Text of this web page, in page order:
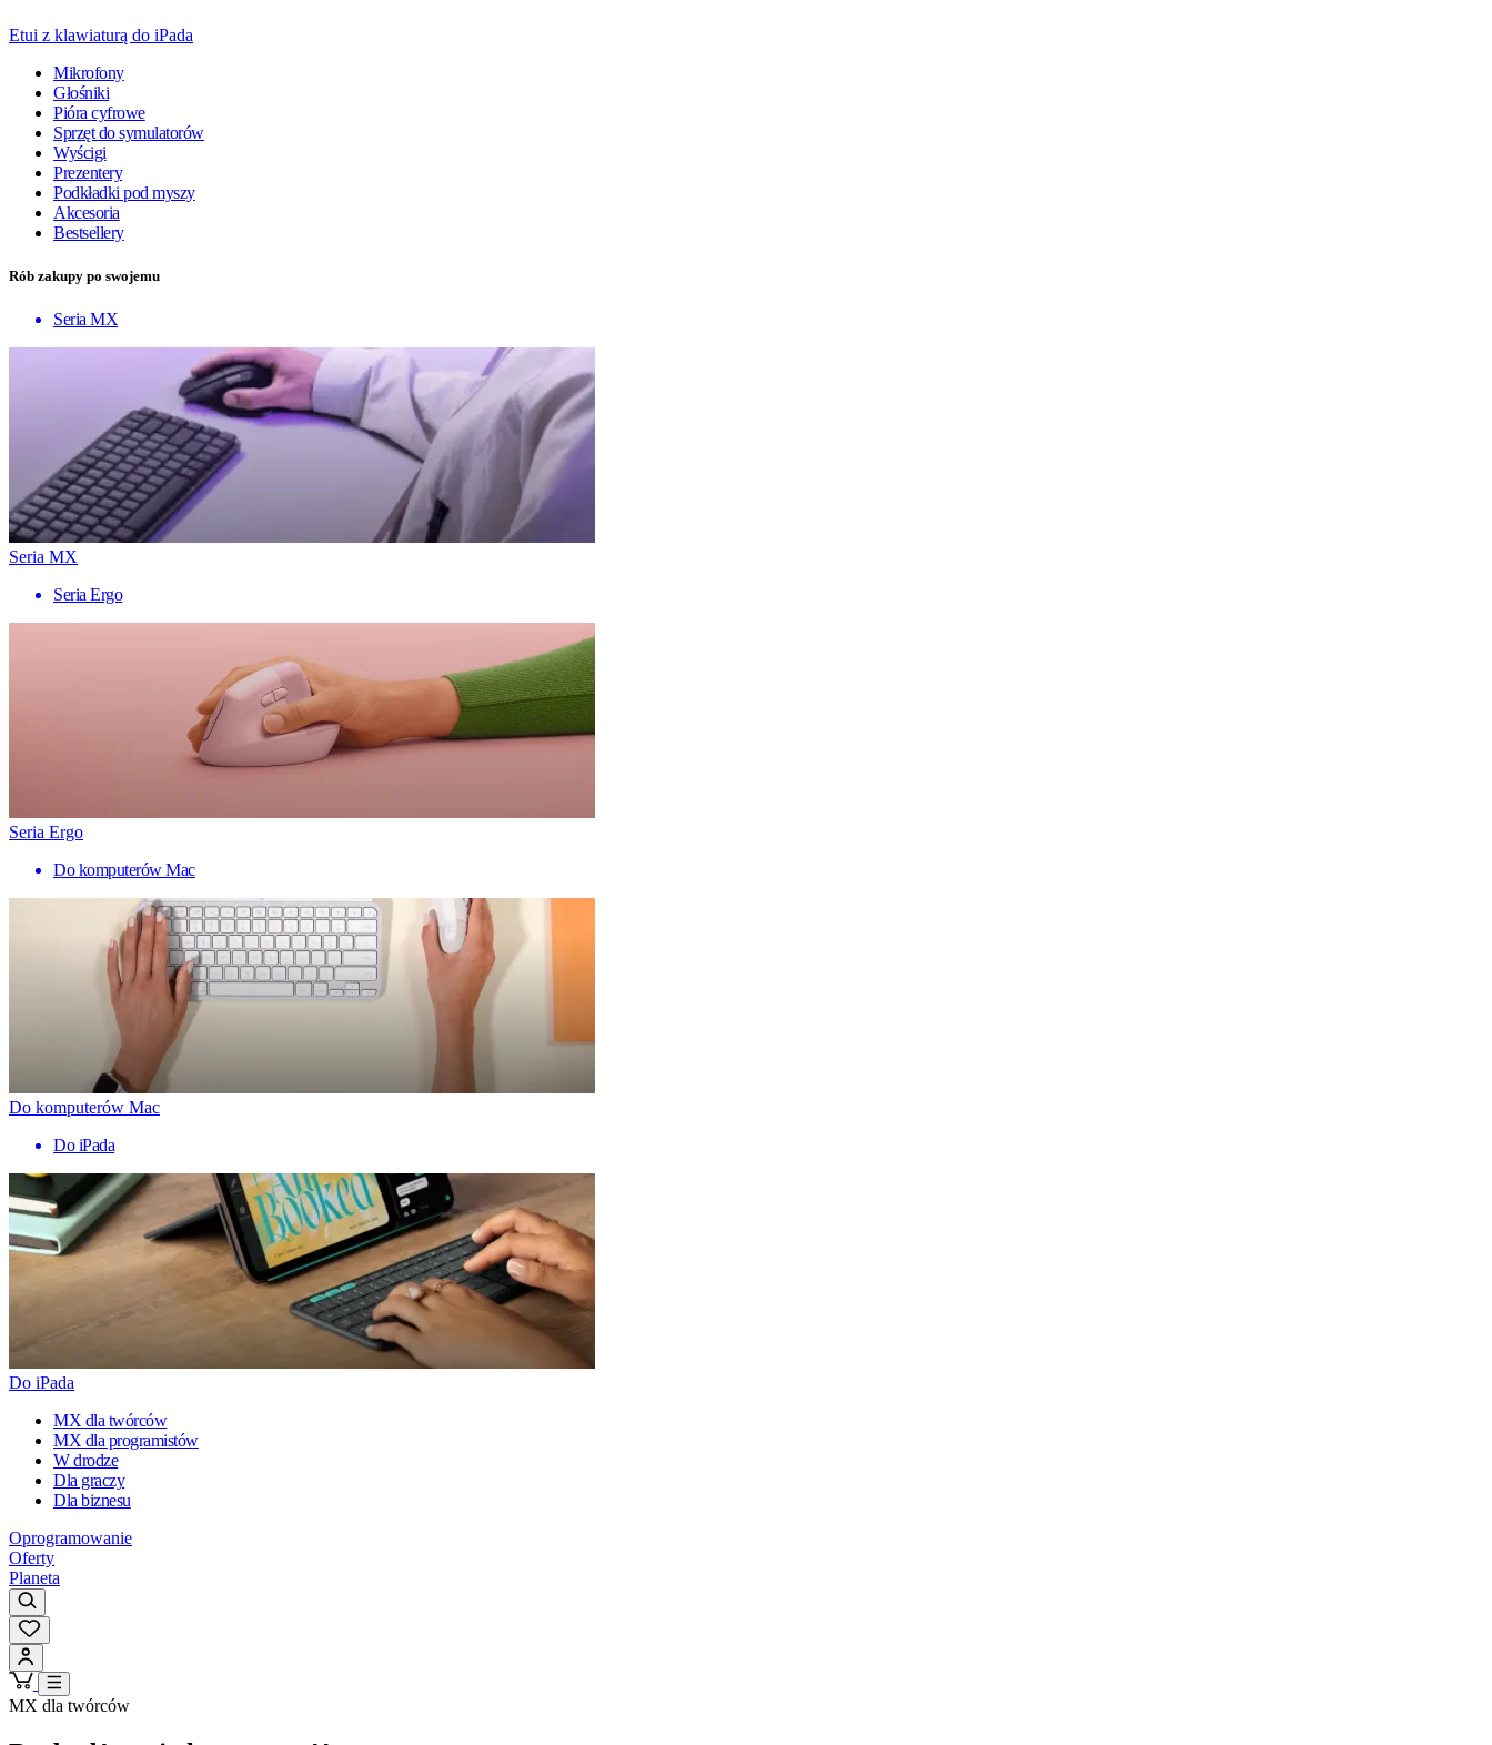
Etui z klawiaturą do iPada
Mikrofony
Głośniki
Pióra cyfrowe
Sprzęt do symulatorów
Wyścigi
Prezentery
Podkładki pod myszy
Akcesoria
Bestsellery
Rób zakupy po swojemu
Seria MX
Seria MX
Seria Ergo
Seria Ergo
Do komputerów Mac
Do komputerów Mac
Do iPada
Do iPada
MX dla twórców
MX dla programistów
W drodze
Dla graczy
Dla biznesu
Oprogramowanie
Oferty
Planeta
MX dla twórców